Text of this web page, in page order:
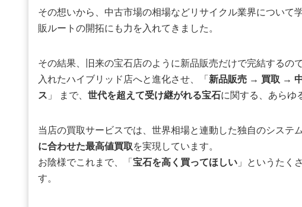
その想いから、中古市場の相場などリサイクル業界について
販ルートの開拓にも力を入れてきました。
その結果、旧来の宝石店のように新品販売だけで完結するの
入れたハイブリッド店へと進化させ、「 新品販売→ 買取 →
ス 」 まで、 世代を超えて受け継がれる宝石に関する、あらゆ
当店の買取サービスでは、世界相場と連動した独自のシステ
に合わせた最高値買取を実現しています。
お陰様でこれまで、「 宝石を高く買ってほしい」というたく
す。